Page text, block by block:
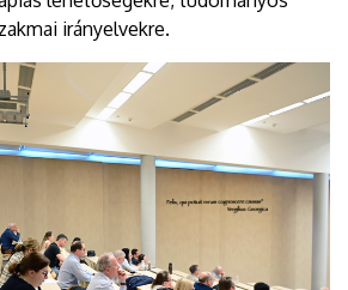
irányelvekre.